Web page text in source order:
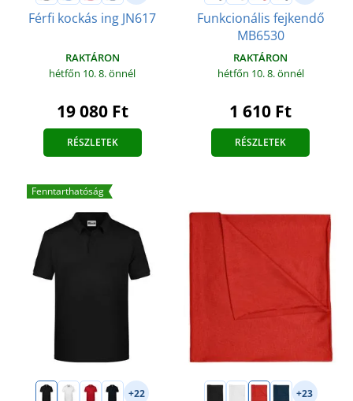
Férfi kockás ing JN617
RAKTÁRON
hétfőn 10. 8.önnél
19 080 Ft
RÉSZLETEK
Funkcionális fejkendő
MB6530
RAKTÁRON
hétfőn 10. 8.önnél
1 610 Ft
RÉSZLETEK
Fenntarthatóság
+22 +23